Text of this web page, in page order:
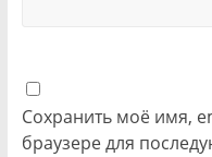
Сохранить моё имя,
браузере для